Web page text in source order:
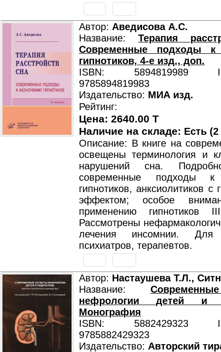
Автор: Аведисова А.С.
Название: Терапия
Современные подходы к
гипнотиков, 4-е изд., доп.
ISBN: 5894819989
9785894819983
Издательство: МИА изд.
Рейтинг:
Цена: 2640.00 T
Наличие на складе: Есть
Описание: В книге на
освещены терминология и
нарушений сна.
современные подходы к
гипнотиков, анксиолитиков с
эффектом; особое
применению гипнотиков
Рассмотрены
лечения инсомнии. Для
психиатров, терапевтов.
Автор: Настаушева Т.Л.,
Название:
нефрологии детей и
Монография
ISBN: 5882429323
9785882429323
Издательство: Авторский